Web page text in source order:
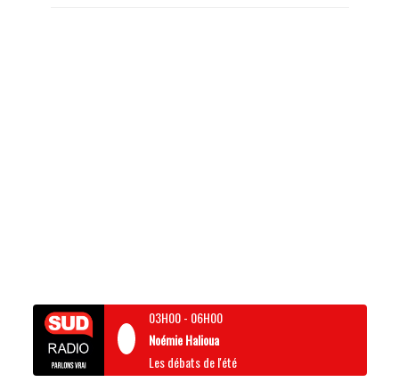
03H00- 06H00
Noémie Halioua
Les débats de l'été